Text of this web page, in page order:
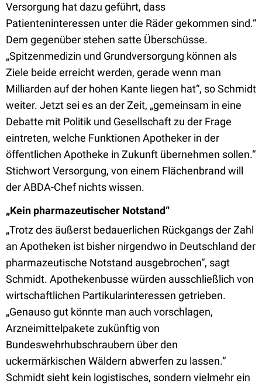
Versorgung hat dazu geführt, dass
Patienteninteressen unter die Räder gekommen sind.“
Dem gegenüber stehen satte Überschüsse.
„Spitzenmedizin und Grundversorgung können als
Ziele beide erreicht werden, gerade wenn man
Milliarden auf der hohen Kante liegen hat“, so Schmidt
weiter. Jetzt sei es an der Zeit, „gemeinsam in eine
Debatte mit Politik und Gesellschaft zu der Frage
eintreten, welche Funktionen Apotheker in der
öffentlichen Apotheke in Zukunft übernehmen sollen.“
Stichwort Versorgung, von einem Flächenbrand will
der ABDA-Chef nichts wissen.
„Kein pharmazeutischer Notstand“
„Trotz des äußerst bedauerlichen Rückgangs der Zahl
an Apotheken ist bisher nirgendwo in Deutschland der
pharmazeutische Notstand ausgebrochen“, sagt
Schmidt. Apothekenbusse würden ausschließlich von
wirtschaftlichen Partikularinteressen getrieben.
„Genauso gut könnte man auch vorschlagen,
Arzneimittelpakete zukünftig von
Bundeswehrhubschraubern über den
uckermärkischen Wäldern abwerfen zu lassen.“
Schmidt sieht kein logistisches, sondern vielmehr ein